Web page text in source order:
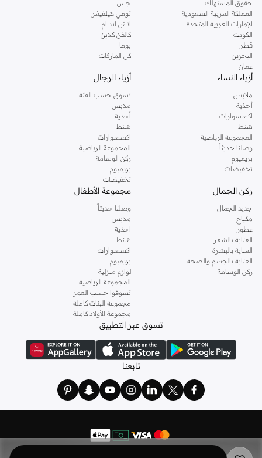
حقوق المستهلك
المملكة العربية السعودية
الإمارات العربية المتحدة
الكويت
قطر
البحرين
عمان
جس
تومي هيلفيغر
اتش اند ام
كالفن كلاين
بوما
كل الماركات
أزياء النساء
ملابس
أحذية
اكسسوارات
شنط
المجموعة الرياضية
وصلنا حديثاً
بريميوم
تخفيضات
أزياء الرجال
تسوق حسب الفئة
ملابس
أحذية
شنط
اكسسوارات
المجموعة الرياضية
ركن الوسامة
بريميوم
تخفيضات
ركن الجمال
جديد الجمال
مكياج
عطور
العناية بالشعر
العناية بالبشرة
العناية بالجسم والصحة
ركن الوسامة
مجموعة الأطفال
وصلنا حديثاً
ملابس
احذية
شنط
اكسسوارات
بريميوم
لوازم منزلية
المجموعة الرياضية
تسوقوا حسب العمر
مجموعة البنات كاملة
مجموعة الأولاد كاملة
تسوق عبر التطبيق
تابعنا
© 2026 نمشي. كل الحقوق محفوظة